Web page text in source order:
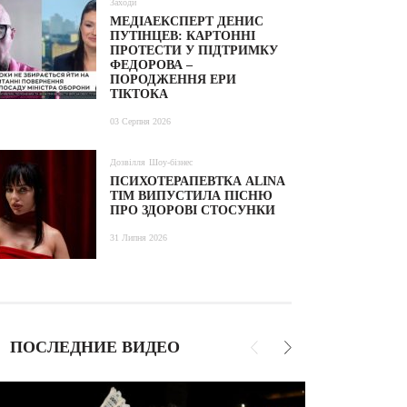
Заходи
МЕДІАЕКСПЕРТ ДЕНИС
ПУТІНЦЕВ: КАРТОННІ
ПРОТЕСТИ У ПІДТРИМКУ
ФЕДОРОВА –
ПОРОДЖЕННЯ ЕРИ
ТІКТОКА
03 Серпня 2026
Дозвілля Шоу-бізнес
ПСИХОТЕРАПЕВТКА ALINA
TIM ВИПУСТИЛА ПІСНЮ
ПРО ЗДОРОВІ СТОСУНКИ
31 Липня 2026
ПОСЛЕДНИЕ ВИДЕО